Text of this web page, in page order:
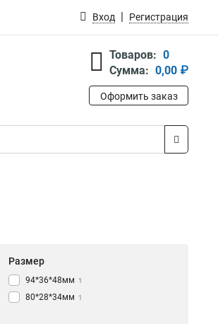
Вход Регистрация
Товаров: 0
Сумма: 0,00 ₽
Оформить заказ
Размер
94*36*48мм 1
80*28*34мм 1